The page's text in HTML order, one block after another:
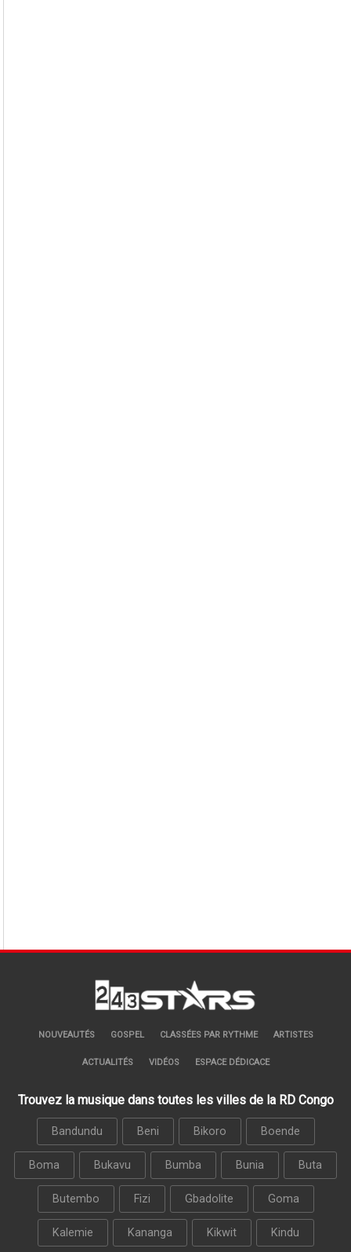
NOUVEAUTÉS GOSPEL CLASSÉES PAR RYTHME ARTISTES
ACTUALITÉS VIDÉOS ESPACE DÉDICACE
Trouvez la musique dans toutes les villes de la RD Congo
Bandundu Beni Bikoro Boende
Boma Bukavu Bumba Bunia Buta
Butembo Fizi Gbadolite Goma
Kalemie Kananga Kikwit Kindu